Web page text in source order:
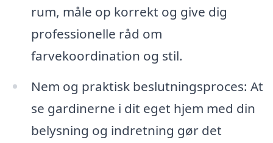
rum, måle op korrekt og give dig
professionelle råd om
farvekoordination og stil.
Nem og praktisk beslutningsproces: At
se gardinerne i dit eget hjem med din
belysning og indretning gør det